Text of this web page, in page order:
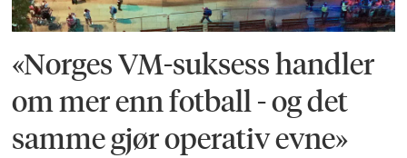
«Norges VM-suksess handler
om mer enn fotball - og det
samme gjør operativ evne»